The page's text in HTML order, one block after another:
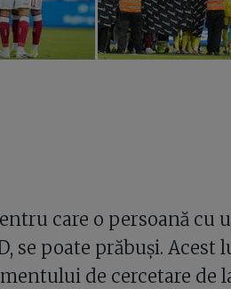
care o persoană cu
se poate prăbuși. Acest
de cercetare de